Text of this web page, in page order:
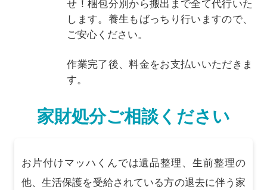
します。養生もばっちり行いますので、
ご安心ください。
作業完了後、料金をお支払いいただきま
す。
家財処分ご相談ください
お片付けマッハくんでは遺品整理、生前整理の
他、生活保護を受給されている方の退去に伴う家